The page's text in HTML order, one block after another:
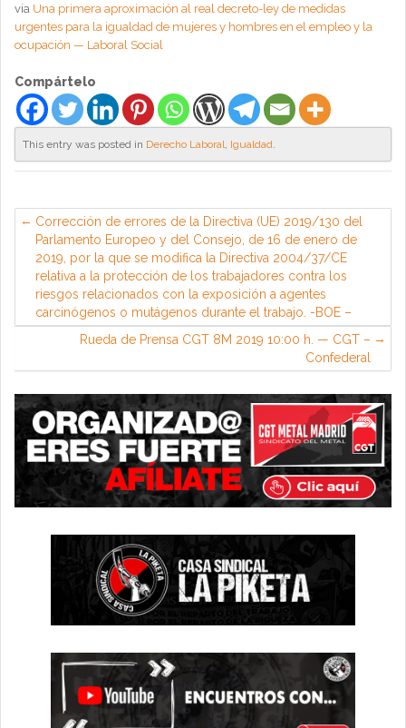
via Una primera aproximación al real decreto-ley de medidas
urgentes para la igualdad de mujeres y hombres en el empleo y la
ocupación — Laboral Social
Compártelo
This entry was posted in Derecho Laboral Igualdad
Corrección de errores de la Directiva (UE) 2019/130 del
Parlamento Europeo y del Consejo, de 16 de enero de
2019, por la que se modifica la Directiva 2004/37/CE
relativa a la protección de los trabajadores contra los
riesgos relacionados con la exposición a agentes
carcinógenos o mutágenos durante el trabajo. -BOE –
Rueda de Prensa CGT 8M 2019 10:00 h. — CGT –
Confederal